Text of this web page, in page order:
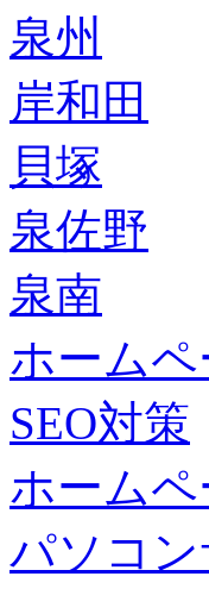
泉州
岸和田
貝塚
泉佐野
泉南
ホーム
SEO対策
ホーム
パソコン